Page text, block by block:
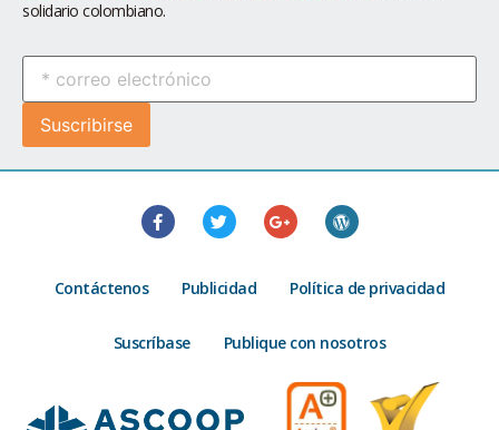
solidario colombiano.
Contáctenos Publicidad Política de privacidad
Suscríbase Publique con nosotros